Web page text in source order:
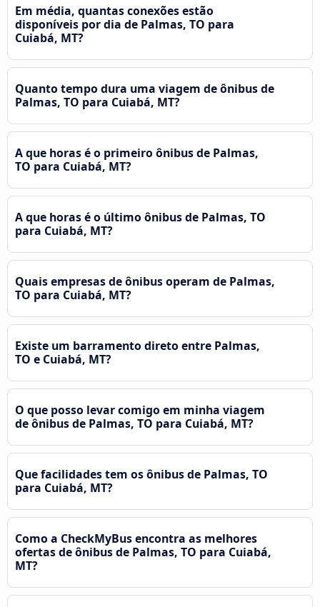
Em média, quantas conexões estão
disponíveis por dia de Palmas, TO para
Cuiabá, MT?
Quanto tempo dura uma viagem de ônibus de
Palmas, TO para Cuiabá, MT?
A que horas é o primeiro ônibus de Palmas,
TO para Cuiabá, MT?
A que horas é o último ônibus de Palmas, TO
para Cuiabá, MT?
Quais empresas de ônibus operam de Palmas,
TO para Cuiabá, MT?
Existe um barramento direto entre Palmas,
TO e Cuiabá, MT?
O que posso levar comigo em minha viagem
de ônibus de Palmas, TO para Cuiabá, MT?
Que facilidades tem os ônibus de Palmas, TO
para Cuiabá, MT?
Como a CheckMyBus encontra as melhores
ofertas de ônibus de Palmas, TO para Cuiabá,
MT?